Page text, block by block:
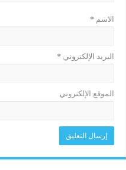
الاسم *
البريد الإلكتروني *
الموقع الإلكتروني